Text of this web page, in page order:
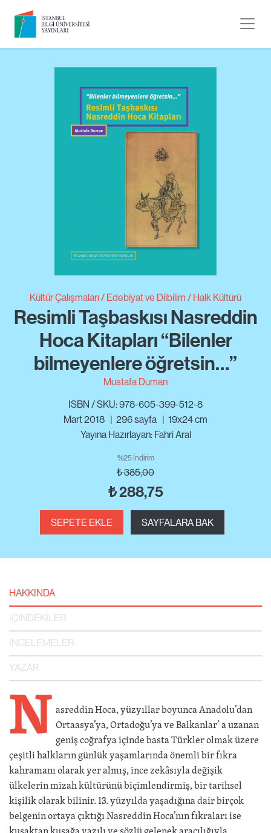
Kültür Çalışmaları Edebiyat ve Dilbilim Halk Kültürü
Resimli Taşbaskısı Nasreddin
Hoca Kitapları “Bilenler
bilmeyenlere öğretsin…”
Mustafa Duman
ISBN / SKU: 978-605-399-512-8
Mart 2018 | 296sayfa | 19x24 cm
Yayına Hazırlayan: Fahri Aral
%25 İndirim
₺385,00
₺288,75
SEPETE EKLE SAYFALARA BAK
HAKKINDA
İÇİNDEKİLER
İNCELEMELER
YAZAR
Nasreddin Hoca, yüzyıllar boyunca Anadolu’dan
Ortaasya’ya, Ortadoğu’ya ve Balkanlar’ a uzanan
geniş coğrafya içinde basta Türkler olmak üzere
çeşitli halkların günlük yaşamlarında önemli bir fıkra
kahramanı olarak yer almış, ince zekâsıyla değişik
ülkelerin mizah kültürünü biçimlendirmiş, bir tarihsel
kişilik olarak bilinir. 13. yüzyılda yaşadığına dair birçok
belgenin ortaya çıktığı Nasreddin Hoca’nın fıkraları ise